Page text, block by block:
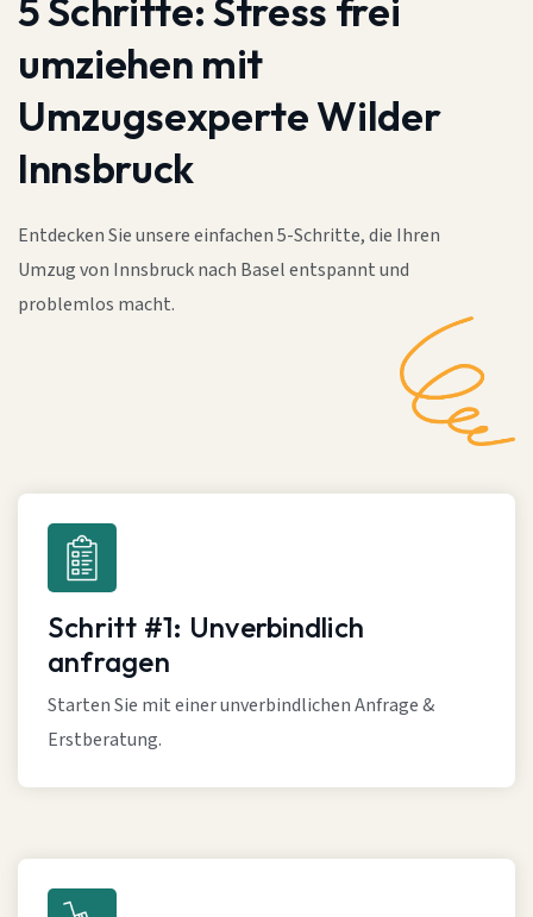
5 Schritte:Stress frei
umziehen mit
Umzugsexperte Wilder
Innsbruck
Entdecken Sie unsere einfachen 5-Schritte, die Ihren
Umzug von Innsbruck nach Basel entspannt und
problemlos macht.
Schritt #1: Unverbindlich
anfragen
Starten Sie mit einer unverbindlichen Anfrage &
Erstberatung.